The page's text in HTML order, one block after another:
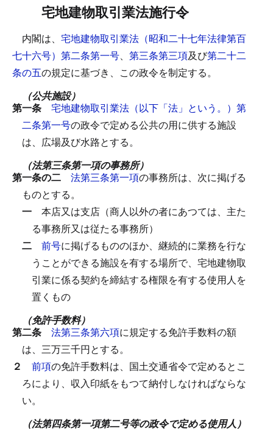
宅地建物取引業法施行令
内閣は、 宅地建物取引業法（昭和二十七年法律第百
七十六号）第二条第一号、 第三条第三項及び第二十二
条の五の規定に基づき、この政令を制定する。
（公共施設）
第一条 宅地建物取引業法（以下「法」という。）第
二条第一号の政令で定める公共の用に供する施設
は、広場及び水路とする。
（法第三条第一項の事務所）
第一条の二 法第三条第一項の事務所は、次に掲げる
ものとする。
一 本店又は支店（商人以外の者にあつては、主た
る事務所又は従たる事務所）
二 前号に掲げるもののほか、継続的に業務を行な
うことができる施設を有する場所で、宅地建物取
引業に係る契約を締結する権限を有する使用人を
置くもの
（免許手数料）
第二条 法第三条第六項に規定する免許手数料の額
は、三万三千円とする。
２ 前項の免許手数料は、国土交通省令で定めるとこ
ろにより、収入印紙をもつて納付しなければならな
い。
（法第四条第一項第二号等の政令で定める使用人）